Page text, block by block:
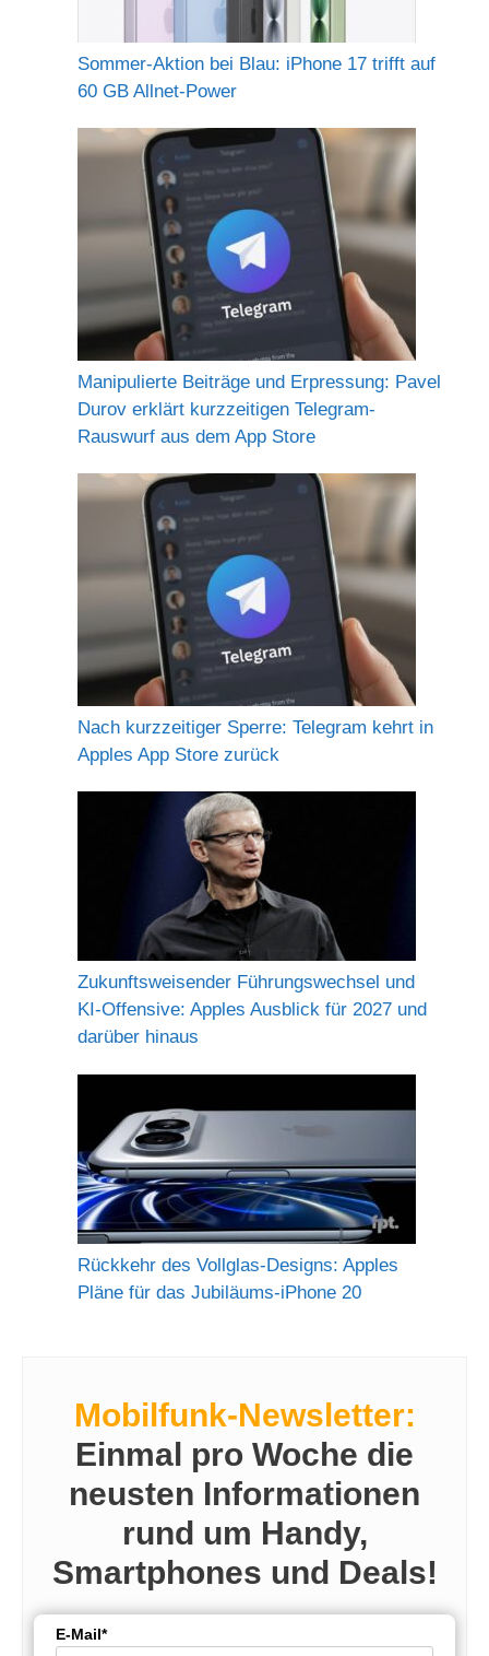
Sommer-Aktion bei Blau: iPhone 17 trifft auf
60 GB Allnet-Power
Manipulierte Beiträge und Erpressung: Pavel
Durov erklärt kurzzeitigen Telegram-
Rauswurf aus dem App Store
Nach kurzzeitiger Sperre: Telegram kehrt in
Apples App Store zurück
Zukunftsweisender Führungswechsel und
KI-Offensive: Apples Ausblick für 2027 und
darüber hinaus
Rückkehr des Vollglas-Designs: Apples
Pläne für das Jubiläums-iPhone 20
Mobilfunk-Newsletter:
Einmal pro Woche die
neusten Informationen
rund um Handy,
Smartphones und Deals!
E-Mail*